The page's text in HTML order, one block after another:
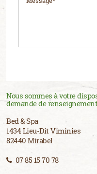
Nous sommes à votre
demande de
Bed & Spa
1434 Lieu-Dit Viminies
82440 Mirabel
07 85 15 70 78